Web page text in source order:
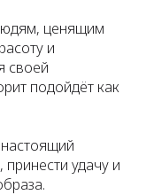
ценящим
и
своей
подойдёт как
удачу и